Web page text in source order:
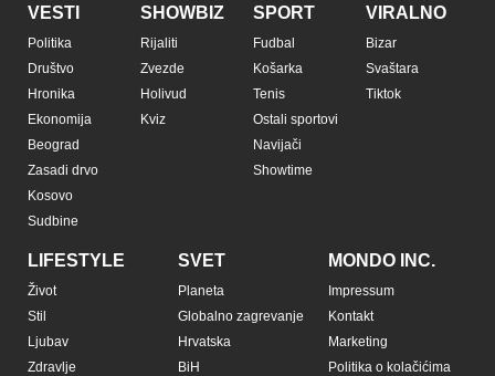
VESTI
Politika
Društvo
Hronika
Ekonomija
Beograd
Zasadi drvo
Kosovo
Sudbine
SHOWBIZ
Rijaliti
Zvezde
Holivud
Kviz
SPORT
Fudbal
Košarka
Tenis
Ostali sportovi
Navijači
Showtime
VIRALNO
Bizar
Svaštara
Tiktok
LIFESTYLE
Život
Stil
Ljubav
Zdravlje
SVET
Planeta
Globalno zagrevanje
Hrvatska
BiH
MONDO INC.
Impressum
Kontakt
Marketing
Politika o kolačićima